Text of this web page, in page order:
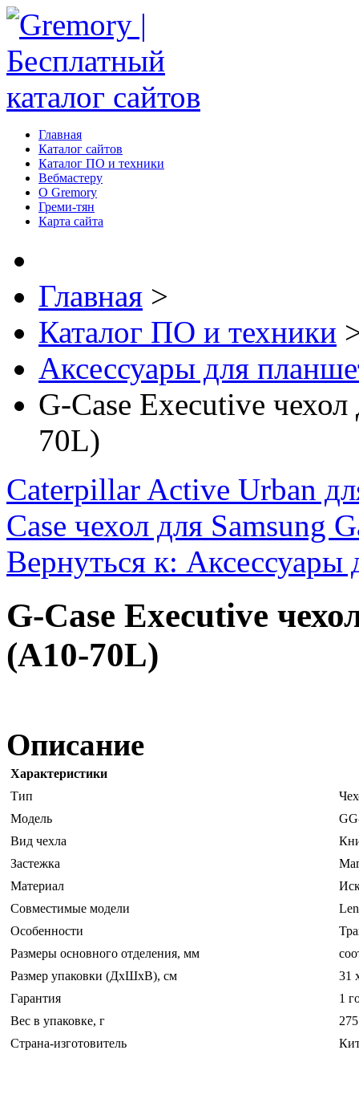
Главная
Каталог сайтов
Каталог ПО и техники
Вебмастеру
О Gremory
Греми-тян
Карта сайта
Главная >
Каталог ПО и техники
Аксессуары для
G-Case Executive
70L)
Caterpillar Active Urban
Case чехол для Samsung
Вернуться к: Аксессуары
G-Case Executive
(A10-70L)
Описание
Характеристики
Тип
Модель
Вид чехла
Застежка
Материал
Совместимые модели
Особенности
Размеры основного отделения, мм
Размер упаковки (ДхШхВ), см
31
Гарантия
1
Вес в упаковке, г
275
Страна-изготовитель